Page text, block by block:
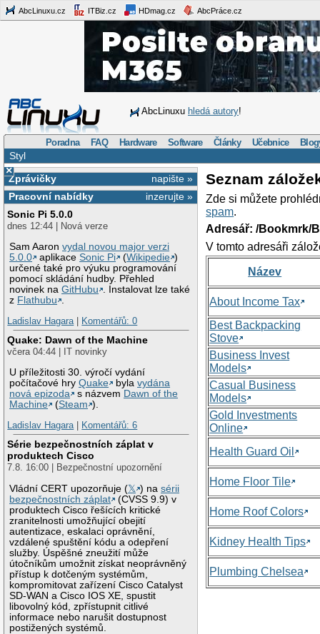
AbcLinuxu.cz ITBiz.cz HDmag.cz AbcPráce.cz
AbcLinuxu hledá autory!
Poradna FAQ Hardware Software Články Učebnice
Styl
×
napište »
Zprávičky
inzerujte »
Pracovní nabídky
Sonic Pi 5.0.0
dnes 12:44 | Nová verze
Sam Aaronvydal novou major verzi
5.0.0
aplikaceSonic Pi (Wikipedie )
určené také pro výuku programování
pomocí skládání hudby. Přehled
novinek naGitHubu
. Instalovat lze také
z Flathubu
Ladislav Hagara| Komentářů: 0
Quake: Dawn of the Machine
včera 04:44 | IT novinky
U příležitosti 30. výročí vydání
počítačové hryQuake bylavydána
nová epizoda
s názvem Dawn of the
Machine
(Steam ).
Ladislav Hagara| Komentářů: 6
Série bezpečnostních záplat v
produktech Cisco
7.8. 16:00 | Bezpečnostní upozornění
Vládní CERT upozorňuje (𝕏 ) nasérii
bezpečnostních záplat
(CVSS 9.9) v
produktech Cisco řešících kritické
zranitelnosti umožňující obejití
autentizace, eskalaci oprávnění,
vzdálené spuštění kódu a odepření
služby. Úspěšné zneužití může
útočníkům umožnit získat neoprávněný
přístup k dotčeným systémům,
kompromitovat zařízení Cisco Catalyst
SD-WAN a Cisco IOS XE, spustit
libovolný kód, zpřístupnit citlivé
informace nebo narušit dostupnost
postižených systémů.
Seznam
Zde si můžete
spam.
Adresář: /Bookmrk/
V tomto adresáři
Název
About Income Tax
Best Backpacking
Stove
Business Invest
Models
Casual Business
Models
Gold Investments
Online
Health Guard Oil
Home Floor Tile
Home Roof Colors
Kidney Health Tips
Plumbing Chelsea